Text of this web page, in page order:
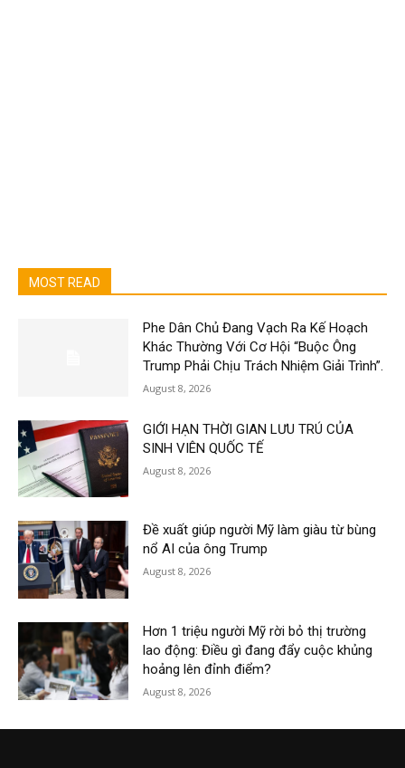
MOST READ
Phe Dân Chủ Đang Vạch Ra Kế Hoạch
Khác Thường Với Cơ Hội “Buộc Ông
Trump Phải Chịu Trách Nhiệm Giải Trình”.
August 8, 2026
GIỚI HẠN THỜI GIAN LƯU TRÚ CỦA
SINH VIÊN QUỐC TẾ
August 8, 2026
Đề xuất giúp người Mỹ làm giàu từ bùng
nổ AI của ông Trump
August 8, 2026
Hơn 1 triệu người Mỹ rời bỏ thị trường
lao động: Điều gì đang đẩy cuộc khủng
hoảng lên đỉnh điểm?
August 8, 2026